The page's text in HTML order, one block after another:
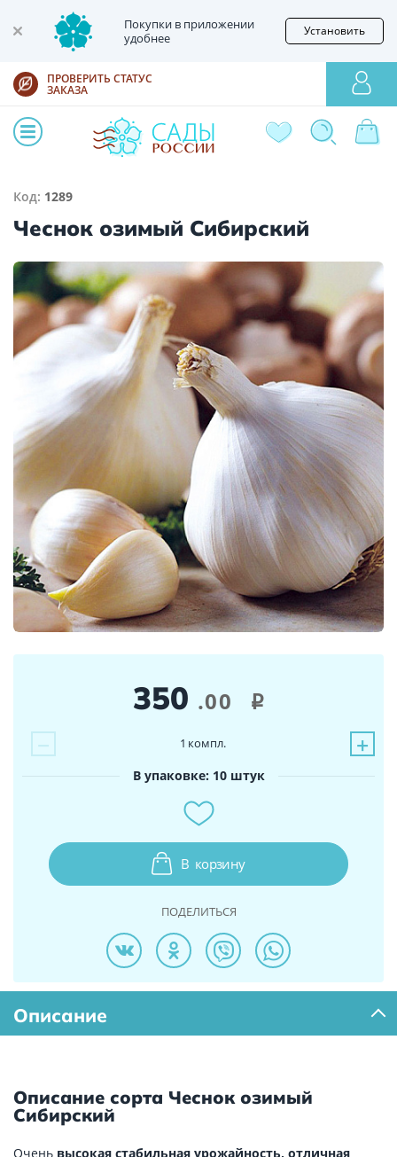
Покупки в приложении
удобнее
Установить
ПРОВЕРИТЬ СТАТУС
ЗАКАЗА
Код: 1289
Чеснок озимый Сибирский
350 .00 i
− +
1 компл.
В упаковке: 10 штук
В корзину
ПОДЕЛИТЬСЯ
Описание
Описание сорта Чеснок озимый
Сибирский
Очень высокая стабильная урожайность, отличная